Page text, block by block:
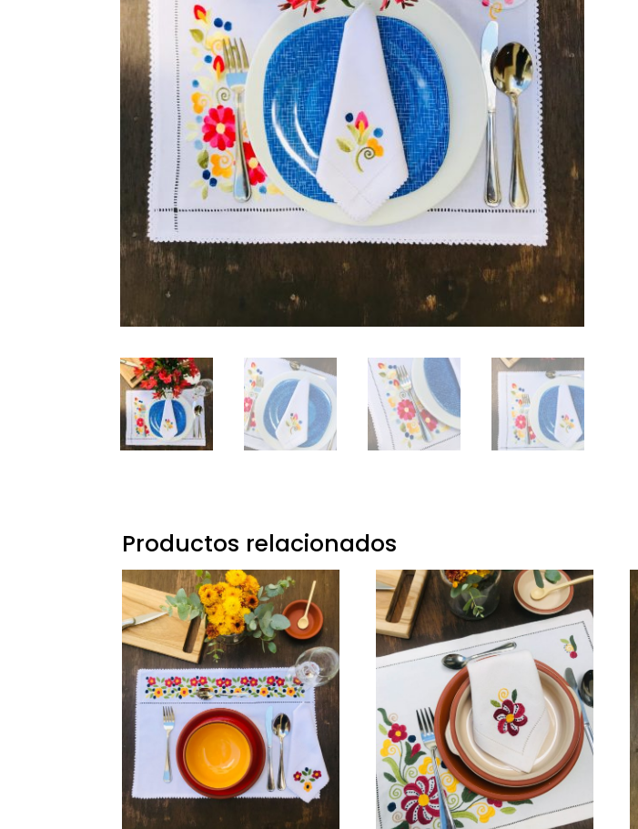
Productos relacionados